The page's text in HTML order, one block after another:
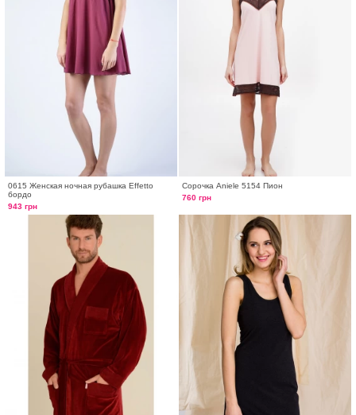
0615 Женская ночная рубашка Effetto
бордо
943 грн
Сорочка Aniele 5154 Пион
760 грн